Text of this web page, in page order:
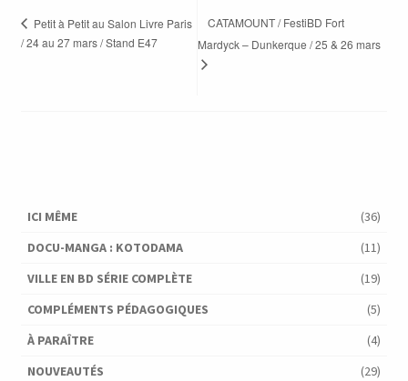
Petit à Petit au Salon Livre Paris
/ 24 au 27 mars / Stand E47
CATAMOUNT / FestiBD Fort
Mardyck – Dunkerque / 25 & 26 mars
ICI MÊME
(36)
DOCU-MANGA : KOTODAMA
(11)
VILLE EN BD SÉRIE COMPLÈTE
(19)
COMPLÉMENTS PÉDAGOGIQUES
(5)
À PARAÎTRE
(4)
NOUVEAUTÉS
(29)